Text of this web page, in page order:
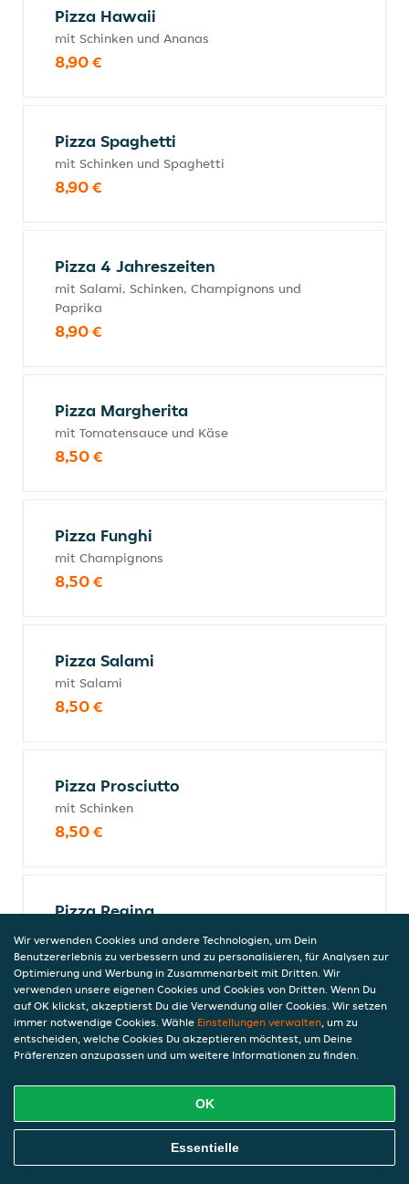
Pizza Hawaii
mit Schinken und Ananas
8,90 €
Pizza Spaghetti
mit Schinken und Spaghetti
8,90 €
Pizza 4 Jahreszeiten
mit Salami, Schinken, Champignons und
Paprika
8,90 €
Pizza Margherita
mit Tomatensauce und Käse
8,50 €
Pizza Funghi
mit Champignons
8,50 €
Pizza Salami
mit Salami
8,50 €
Pizza Prosciutto
mit Schinken
8,50 €
Pizza Regina
mit Schinken, Champignons und Peperoni
8,90 €
Pizza Royal
mit Schinken, Salami, Champignons,
Online Essen Bestellen
Wir verwenden Cookies und andere Technologien, um Dein
Benutzererlebnis zu verbessern und zu personalisieren, für Analysen zur
Optimierung und Werbung in Zusammenarbeit mit Dritten. Wir
verwenden unsere eigenen Cookies und Cookies von Dritten. Wenn Du
auf OK klickst, akzeptierst Du die Verwendung aller Cookies. Wir setzen
immer notwendige Cookies. Wähle Einstellungen verwalten, um zu
entscheiden, welche Cookies Du akzeptieren möchtest, um Deine
Präferenzen anzupassen und um weitere Informationen zu finden.
OK
Essentielle